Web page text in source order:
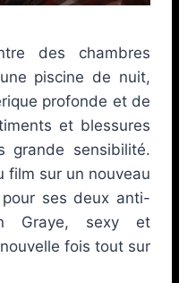
des chambres
piscine de nuit,
profonde et de
et blessures
grande sensibilité.
film sur un nouveau
ses deux anti-
Graye, sexy et
fois tout sur